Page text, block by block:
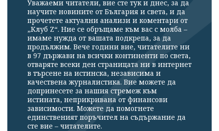
Уважаеми читатели, вие сте тук и днес, за да
научите новините от България и света, и да
прочетете актуални анализи и коментари от
„Клуб Z“. Ние се обръщаме към вас с молба –
имаме нужда от вашата подкрепа, за да
продължим. Вече години вие, читателите ни
в 97 държави на всички континенти по света,
отваряте всеки ден страницата ни в интернет
в търсене на истинска, независима и
качествена журналистика. Вие можете да
допринесете за нашия стремеж към
истината, неприкривана от финансови
зависимости. Можете да помогнете
единственият поръчител на съдържание да
сте вие – читателите.